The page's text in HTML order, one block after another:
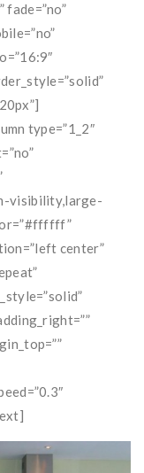
fade=”no”
type=”1_2″
visibility,large-
center”